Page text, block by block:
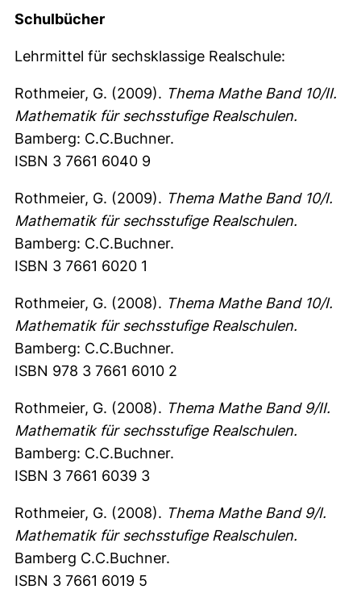
Schulbücher
Lehrmittel für sechsklassige Realschule:
Rothmeier, G. (2009). Thema Mathe Band 10/II.
Mathematik für sechsstufige Realschulen.
Bamberg: C.C.Buchner.
ISBN 3 7661 6040 9
Rothmeier, G. (2009). Thema Mathe Band 10/I.
Mathematik für sechsstufige Realschulen.
Bamberg: C.C.Buchner.
ISBN 3 7661 6020 1
Rothmeier, G. (2008). Thema Mathe Band 10/I.
Mathematik für sechsstufige Realschulen.
Bamberg: C.C.Buchner.
ISBN 978 3 7661 6010 2
Rothmeier, G. (2008). Thema Mathe Band 9/II.
Mathematik für sechsstufige Realschulen.
Bamberg: C.C.Buchner.
ISBN 3 7661 6039 3
Rothmeier, G. (2008). Thema Mathe Band 9/I.
Mathematik für sechsstufige Realschulen.
Bamberg C.C.Buchner.
ISBN 3 7661 6019 5